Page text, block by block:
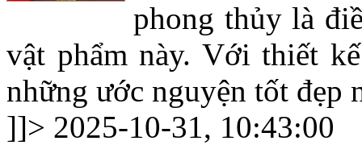
phong thủy là
vật phẩm này. Với thiết
những ước nguyện tốt đẹp
]]> 2025-10-31, 10:43:00